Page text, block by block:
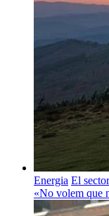
Energia El
«No volem que